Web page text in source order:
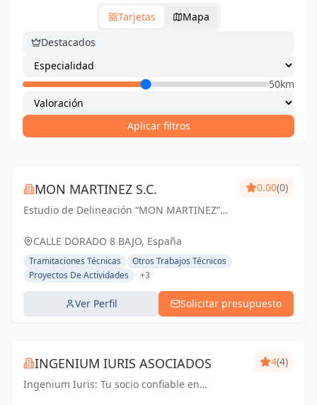
Tarjetas
Mapa
Destacados
50km
Aplicar filtros
MON MARTINEZ S.C.
Estudio de Delineación “MON MARTINEZ”
de 25 años de experiencia. Entendemos
nuestro trabajo, como parte importante de
un trabajo...
0.00(0)
CALLE DORADO 8 BAJO, España
Tramitaciones Técnicas
Otros Trabajos Técnicos
Proyectos De Actividades
+3
Ver Perfil Solicitar presupuesto
INGENIUM IURIS ASOCIADOS
Ingenium Iuris: Tu socio confiable en
4(4)